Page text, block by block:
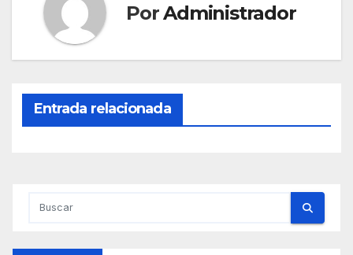
PorAdministrador
Entrada relacionada